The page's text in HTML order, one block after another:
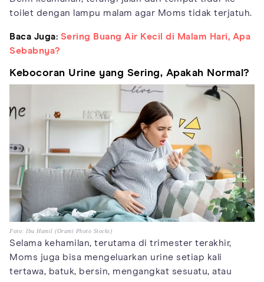
toilet dengan lampu malam agar Moms tidak terjatuh.
Baca Juga: Sering Buang Air Kecil di Malam Hari, Apa
Sebabnya?
Kebocoran Urine yang Sering, Apakah Normal?
Foto: Ibu Hamil (Orami Photo Stocks)
Selama kehamilan, terutama di trimester terakhir,
Moms juga bisa mengeluarkan urine setiap kali
tertawa, batuk, bersin, mengangkat sesuatu, atau